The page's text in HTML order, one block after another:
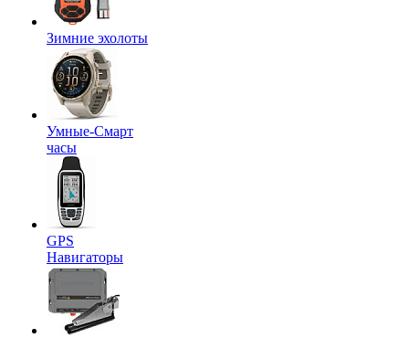
Зимние эхолоты
Умные-Смарт
часы
GPS
Навигаторы